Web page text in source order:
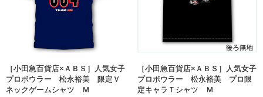
［小田急百貨店×ＡＢＳ］人気女子
プロボウラー 松永裕美 限定Ｖ
ネックゲームシャツ Ｍ
［小田急百貨店×ＡＢＳ］人気女子
プロボウラー 松永裕美 プロ限
定キャラＴシャツ Ｍ